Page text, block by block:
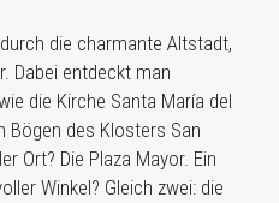
die charmante Altstadt,
Dabei entdeckt man
die Kirche Santa María del
Bögen des Klosters San
Ort? Die Plaza Mayor. Ein
Winkel? Gleich zwei: die